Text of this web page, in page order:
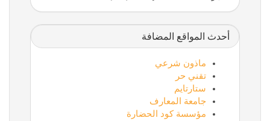
أحدث المواقع المضافة
ماذون شرعي
تقني حر
ستارتايم
جامعة المعارف
مؤسسة كود الحضارة